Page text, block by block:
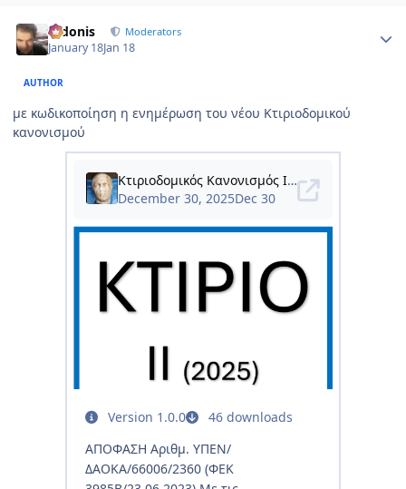
Didonis Moderators
January 18Jan 18
AUTHOR
με κωδικοποίηση η ενημέρωση του νέου Κτιριοδομικού
κανονισμού